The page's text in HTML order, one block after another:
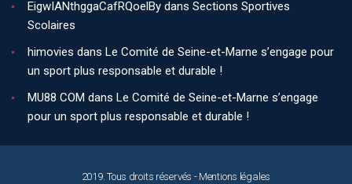
EigwIANthggaCafRQoelBy dans Sections Sportives
Scolaires
himovies dans Le Comité de Seine-et-Marne s’engage pour
un sport plus responsable et durable !
MU88 COM dans Le Comité de Seine-et-Marne s’engage
pour un sport plus responsable et durable !
2019. Tous droits réservés - Mentions légales